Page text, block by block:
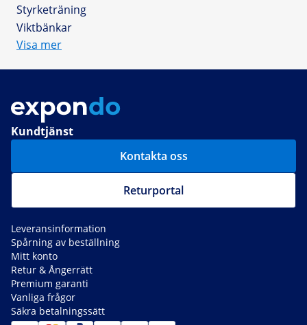
Styrketräning
Viktbänkar
Visa mer
Kundtjänst
Kontakta oss
Returportal
Leveransinformation
Spårning av beställning
Mitt konto
Retur & Ångerrätt
Premium garanti
Vanliga frågor
Säkra betalningssätt